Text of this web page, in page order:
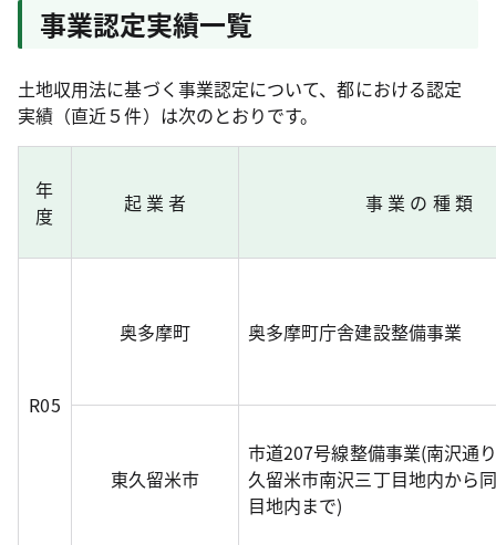
事業認定実績一覧
土地収用法に基づく事業認定について、都における認定
実績（直近５件）は次のとおりです。
年
度
起 業 者 事 業 の 種 類
R05
奥多摩町 奥多摩町庁舎建設整備事業
東久留米市
市道207号線整備事業(南沢通
久留米市南沢三丁目地内から
目地内まで)